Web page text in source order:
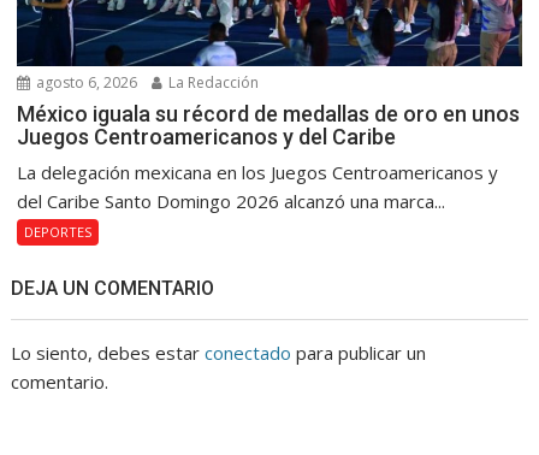
agosto 6, 2026 La Redacción
México iguala su récord de medallas de oro en unos
Juegos Centroamericanos y del Caribe
La delegación mexicana en los Juegos Centroamericanos y
del Caribe Santo Domingo 2026 alcanzó una marca...
DEPORTES
DEJA UN COMENTARIO
Lo siento, debes estarconectado para publicar un
comentario.